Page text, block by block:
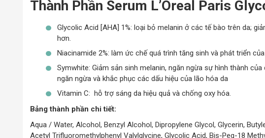
Thành Phần Serum L’Oreal Paris
Glycolic Acid [AHA] 1%: loại bỏ melanin ở các tế bào trên da;
hơn.
Niacinamide 2%: làm ức chế quá trình tăng sinh và phát triển
Symwhite: Giảm sản sinh melanin, ngăn ngừa sự hình thành
ngăn ngừa và khắc phục các dấu hiệu của lão hóa da
Vitamin C: hỗ trợ sáng da hiệu quả và chống oxy hóa.
Bảng thành phần chi tiết:
Aqua / Water, Alcohol, Benzyl Alcohol, Dipropylene Glycol, Glycerin,
Acetyl Trifluoromethylphenyl Valylglycine, Glycolic Acid, Bis-Peg-18